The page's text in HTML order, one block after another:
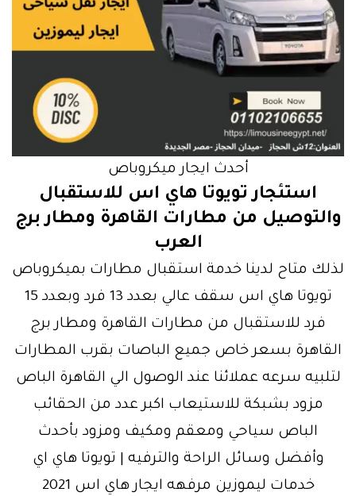
أحدث ايجار ميكروباص
استئجار تويوتا هاي اس للاستقبال
والتوصيل من مطارات القاهرة ومطار برج
العرب
لذلك متاح لدينا خدمة استقبال مطارات بميكروباص
تويوتا هاي اس سقف عالي بعدد 13 فرد وبعدد 15
فرد للاستقبال من مطارات القاهرة ومطار برج
القاهرة بسعر خاص جميع الباصات بقرب المطارات
لتلبيه سرعه عملائنا عند الوصول الي القاهرة الباص
مزود بشبكة للاستيعاب اكبر عدد من الحقائب
الباص سياحي ومعقم ومكيف ومزود بأحدث
وأفضل وسائل الراحة والترفيه | تويوتا هاي اي
خدمات ليموزين مرفهه ايجار هاي اس 2021